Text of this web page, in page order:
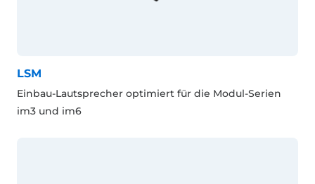
LSM
Einbau-Lautsprecher optimiert für die Modul-Serien
im3 und im6